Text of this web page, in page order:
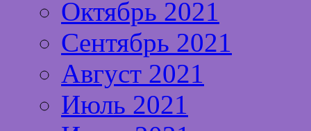
Октябрь 2021
Сентябрь 2021
Август 2021
Июль 2021